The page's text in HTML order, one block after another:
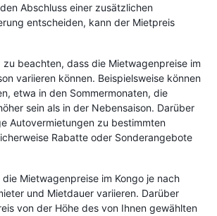
Abschluss einer zusätzlichen
entscheiden, kann der Mietpreis
zu beachten, dass die Mietwagenpreise im
variieren können. Beispielsweise können
etwa in den Sommermonaten, die
sein als in der Nebensaison. Darüber
Autovermietungen zu bestimmten
Rabatte oder Sonderangebote
Mietwagenpreise im Kongo je nach
und Mietdauer variieren. Darüber
von der Höhe des von Ihnen gewählten